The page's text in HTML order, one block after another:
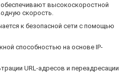
обеспечивают высокоскоростной
скорость.
к безопасной сети с помощью
способностью на основе IP-
URL-адресов и переадресации